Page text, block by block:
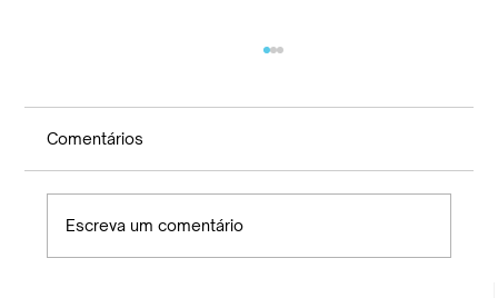
Comentários
Escreva um comentário